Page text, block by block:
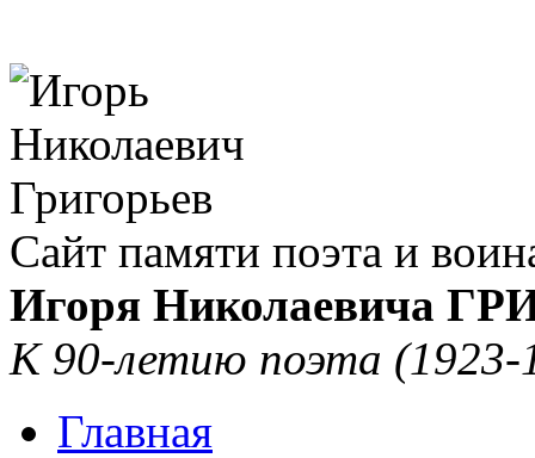
Сайт памяти поэта и
Игоря Николаевича
К 90-летию поэта (1923-
Главная